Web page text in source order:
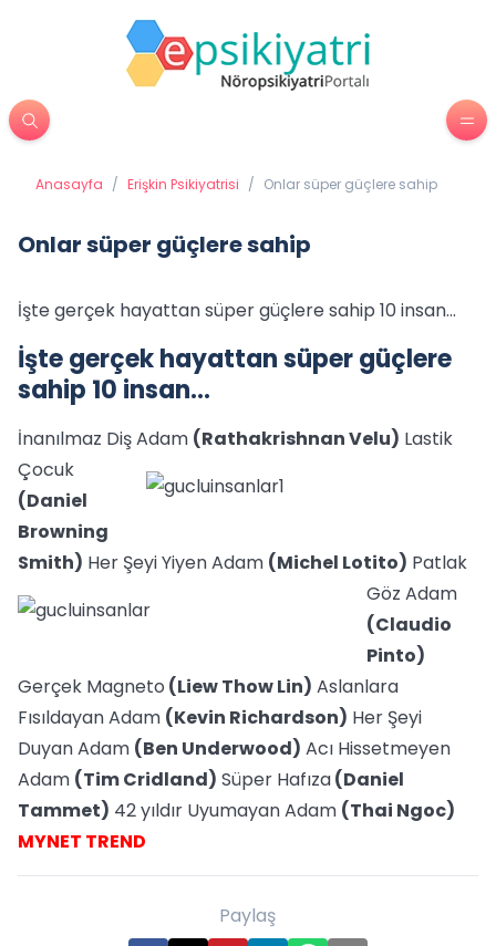
Anasayfa / Erişkin Psikiyatrisi / Onlar süper güçlere sahip
Onlar süper güçlere sahip
İşte gerçek hayattan süper güçlere sahip 10 insan...
İşte gerçek hayattan süper güçlere
sahip 10 insan...
İnanılmaz Diş Adam (Rathakrishnan Velu) Lastik
Çocuk
(Daniel
Browning
Smith) Her Şeyi Yiyen Adam (Michel Lotito) Patlak
Göz Adam
(Claudio
Pinto)
Gerçek Magneto (Liew Thow Lin) Aslanlara
Fısıldayan Adam (Kevin Richardson) Her Şeyi
Duyan Adam (Ben Underwood) Acı Hissetmeyen
Adam (Tim Cridland) Süper Hafıza(Daniel
Tammet) 42 yıldır Uyumayan Adam (Thai Ngoc)
MYNET TREND
Paylaş